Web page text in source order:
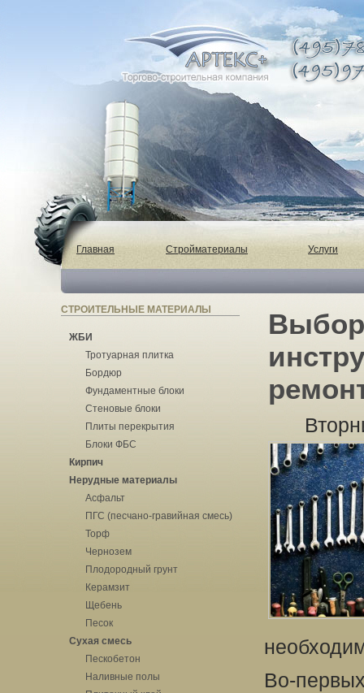
Главная Стройматериалы Услуги
СТРОИТЕЛЬНЫЕ МАТЕРИАЛЫ
ЖБИ
Тротуарная плитка
Бордюр
Фундаментные блоки
Стеновые блоки
Плиты перекрытия
Блоки ФБС
Кирпич
Нерудные материалы
Асфальт
ПГС (песчано-гравийная смесь)
Торф
Чернозем
Плодородный грунт
Керамзит
Щебень
Песок
Сухая смесь
Пескобетон
Наливные полы
Выбор
Во-